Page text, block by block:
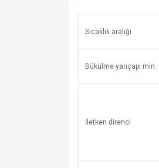
Sıcaklık aralığı
Bükülme yarıçapı min.
İletken direnci